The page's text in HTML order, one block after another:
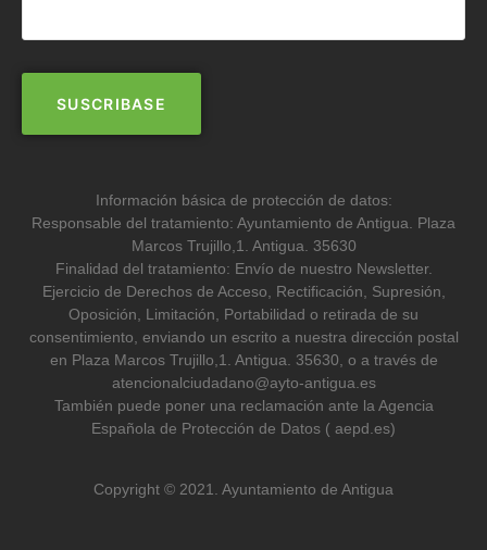
Información básica de protección de datos:
Responsable del tratamiento: Ayuntamiento de Antigua. Plaza
Marcos Trujillo,1. Antigua. 35630
Finalidad del tratamiento: Envío de nuestro Newsletter.
Ejercicio de Derechos de Acceso, Rectificación, Supresión,
Oposición, Limitación, Portabilidad o retirada de su
consentimiento, enviando un escrito a nuestra dirección postal
en Plaza Marcos Trujillo,1. Antigua. 35630, o a través de
atencionalciudadano@ayto-antigua.es
También puede poner una reclamación ante la Agencia
Española de Protección de Datos ( aepd.es)
Copyright © 2021. Ayuntamiento de Antigua